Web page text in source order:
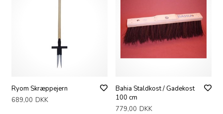
Ryom Skræppejern
689,00 DKK
Bahia Staldkost / Gadekost
100 cm
779,00 DKK